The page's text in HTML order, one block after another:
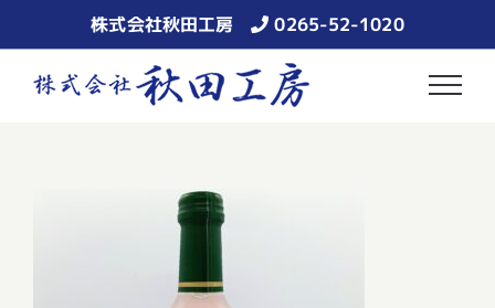
to
content
株式会社秋田工房 0265-52-1020